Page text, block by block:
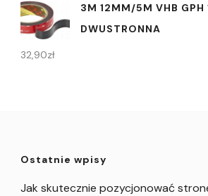
3M 12MM/5M VHB GPH
DWUSTRONNA
32,90zł
Ostatnie wpisy
Jak skutecznie pozycjonować